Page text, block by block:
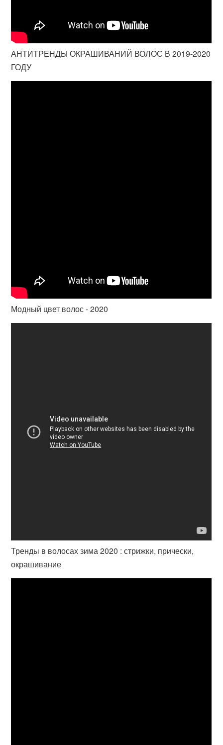
АНТИТРЕНДЫ ОКРАШИВАНИЙ ВОЛОС В 2019-2020
ГОДУ
Модный цвет волос - 2020
Тренды в волосах зима 2020 : стрижки, прически,
окрашивание